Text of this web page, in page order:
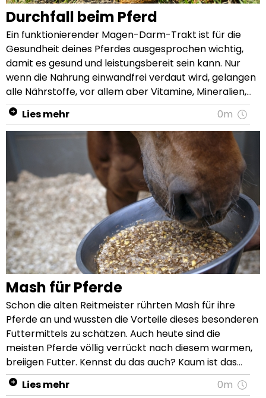
Durchfall beim Pferd
Ein funktionierender Magen-Darm-Trakt ist für die Gesundheit deines Pferdes ausgesprochen wichtig, damit es gesund und leistungsbereit sein kann. Nur wenn die Nahrung einwandfrei verdaut wird, gelangen alle Nährstoffe, vor allem aber Vitamine, Mineralien, Spurenelemente und Aminosäuren an die Stellen im Körper, wo sie benötigt werden. Häufiges Äppeln, breiiger bis wässriger Kot oder auch Veränderungen in Farbe und Geruch können einen Hinweis darauf liefern, dass die Magen-Darm-Flora gestört ist. In diesem Fall werden nicht nur die essentiellen Nährstoffe schwer aus dem Futter aufgenommen, sondern auch der gesamte Stoffwechsel deines Pferdes wird stark belastet. Deshalb sollte dein Pferd beim Verdacht auf Verdauungsprobleme auf jeden Fall unterstützt werden. Ziehe bei akutem Durchfall deinen Tierarzt zu Rate, da dein Pferd hier auch viel Wasser und Elektrolyte verliert. Durchfall oder Kotwasser: was ist der Unterschied? Durchfallerkrankungen und Kotwasser werden bei Pferden oft im gleichen Atemzug genannt. Es ist richtig, dass einige Symptome ähnlich sind. Dennoch ist es erstmal wichtig, eine Abgrenzung vorzunehmen. Kotwasser: Im Futterbrei ist auf natürliche Weise Flüssigkeit (Speichel, Verdauungssaft, Wasser) enthalten, die für einen funktionierenden Stoffwechsel wichtig ist. Diese Flüssigkeit wird im Dickdarm über die Darmwand absorbiert und dient unter anderem als Transportmittel für darin gelöste Stoffe. Ist im Dickdarm mehr Flüssigkeit vorhanden als der Körper benötigt, kann diese nur zum Teil über die Darmwand aufgenommen werden. Dies ist z.B. der Fall bei einem gestörten Bakterienverhältnis im Dickdarm, Mykotoxinen, Fehlgärungen durch zu viel Gras oder Silage sowie bei der Aufnahme von hohen Wassermengen. Die überschüssige, meist bräunliche Flüssigkeit, das sogenannte Kotwasser, wird dann mit der Darmbewegung vor oder nach dem Kot, aber auch unabhängig vom Kot, abgesetzt. Kotwasser und Kot sind also voneinander abgrenzbar. Auffallend sind vor allem die starken Verschmutzungen an den Hinterbeinen. Durchfall: Bei Durchfallerkrankungen ist hingegen nicht zu viel Flüssigkeit im Darm, sondern die Absorption der Flüssigkeit über die Schleimhäute der Dickdarmwände ist gestört. Dadurch wird dem Futterbrei kaum Wasser entzogen, wodurch der Pferdekot sehr breiig ist. Pferde mit Durchfall setzen sehr häufig Kot ab, sind zudem meist abgeschlagen und zeigen wenig Appetit. Bei einer Durchfallerkrankung gerät die gesamte Darmflora durcheinander. Dabei verliert dein Pferd viel Flüssigkeit und wichtige Elektrolyten. Darüber hinaus wird das Immunsystem durch eine ernsthafte Durchfallerkrankung schnell angegriffen. Mögliche Ursachen von Durchfall beim Pferd Die möglichen Ursachen für Durchfall bei Pferden sind vielseitig und nicht immer leicht festzustellen – geschweige denn schnell zu beheben. Auch spielen das Alter, das Management und der Gesundheitszustand bei der Betrachtung der Ursachen eine wichtige Rolle. Es gibt aber auch typische Ursachen, die eine Durchfallerkrankung nach sich ziehen können: Durchfall durch Wurmbefall Ein starker Befall von Parasiten oder Würmern kann bei deinem Pferd zu Durchfall führen. Die Parasiten und Würmer schädigen die Darmwand und bringen das Gleichgewicht des Darms durcheinander. Prüfe daher zuerst, wann die letzte Wurmkur verabreicht wurde. Gegebenenfalls kann diese dann nachgeholt werden. Damit du deinem Pferd aber nicht unnötig eine Wurmkur gibst, bzw. das richtige Mittel auswählst, ist es empfehlenswert, vorab eine Kotprobe zu entnehmen und diese auf Wurmbefall und Durchfallerreger, wie z.B. Kryptosporidien oder Kokzidien, analysieren zu lassen. Durchfall durch Infektionen Durchfall kann auch ein Symptom einer ernsthaften Infektion sein. Deshalb solltest du bei Durchfall auch regelmäßig die Temperatur deines Pferdes kontrollieren. Hat dein Pferd zusätzlich Fieber, informiere umgehend deinen Tierarzt, um die genaue Ursache zu diagnostizieren. Wenn starker Durchfall bei deinem Pferd länger als 3 Tage andauert, verliert es zu viel Flüssigkeit und trocknet zu sehr aus. Dies kann dann unter Umständen lebensbedrohlich werden. Durchfall durch Fehler in der Rationsgestaltung Zu große Kraftfuttermengen pro Mahlzeit, zu viel unaufgeschlossenes Getreide, zu viel Öl oder Saftfutter sowie zu wenig Raufutter – all diese Fehler in der Rationsgestaltung können ebenfalls die Ursache für Durchfall bei deinem Pferd sein. Unverhältnismäßig große Mengen an Stärke, Zucker oder Fett können im Magen-Darm-Trakt nicht vollständig verdaut werden. Hierdurch gelangen Bestandteile in den Dickdarm, die normalerweise bereits vorher verdaut werden. Dadurch wird das Gleichgewicht im Dickdarm massiv gestört und die Schleimhaut des Dickdarms geschädigt, was zu Durchfall führt. Durchfall durch zu schnelle Futterumstellung oder zu schnelles Anweiden Pferde sind Gewohnheitstiere und wollen am liebsten jeden Tag zur gleichen Uhrzeit das gleiche Futter. Deshalb sollte die Fütterung deines Pferdes nur umgestellt werden, wenn dieses unbedingt nötig ist. Sorge dann für eine langsame Futterumstellung über einen Zeitraum von 4 bis 6 Wochen. Gehe auch beim Anweiden wegen des empfindlichen Magen-Darm-Traktes deines Pferdes sehr behutsam vor. Hier gibt es mehrere Möglichkeiten, um Verdauungsprobleme wie Blähungen und Durchfall vorzubeugen. Lasse dir daher beim Anweiden 2 bis 3 Wochen Zeit. Füttere deinem Pferd vor dem Weidegang am besten noch ausreichend Raufutter, damit es nicht zu hungrig auf die Weide kommt. Gras als Auslöser Der Grund, warum Gras bei Pferden zu Durchfallerkrankungen führen kann, ist simpel. Ursprünglich haben sich Pferde von eher kargem Steppengras, Kräutern, Flechten und Blättern ernährt, worauf auch noch heute ihr Verdauungsapparat eingestellt ist. Die Gräserzusammensetzungen und die Grassamenmischungen unserer Weiden sind jedoch eher reichhaltig und auf die Milchproduktion von Kühen ausgelegt. Das Verdauungssystem von Pferden ist mit dem sehr nährstoffreichen Gras überfordert und reagiert darauf mit Blähungen, Durchfall und Koliken. Hier gibt es eine Möglichkeit, um dieses Problem zu beheben: Säe deine eigenen Pferdeweiden mit neuen Grassaatenmischungen ein, die speziell für Pferdeweiden entwickelt wurden. Durchfall durch Qualitätsmängel im Futter Schimmeliges, mit Mykotoxinen belastetes Heu und Stroh, verdorbenes Getreide oder Kraftfutter können ebenfalls schnell eine Durchfallerkrankung bei deinem Pferd auslösen. Die Keime stören das empfindliche Magen-Darm-Gleichgewicht. Dabei werden die wichtigen Bakterien von den krankmachenden Keimen überwuchert. Lagere deshalb dein Futter trocken und dunkel und überprüfe regelmäßig deinen Bestand an Heu, Stroh und Kraftfutter. Solltest du hygienisch bedenkliches Futter entdecken, sortiere es großzügig aus. Durchfall durch schlechte Zähne Zahnprobleme, wie z.B. Haken, Entzündungen oder Zahnlücken führen dazu, dass Pferde nicht ausreichend kauen können. Hierdurch gelangen größere Futterstücke in den Verdauungstrakt, die nicht optimal verwertet werden. Kommt dies regelmäßig vor, wird auch hier das Dickdarmmilieu nachhaltig geschädigt, wodurch Durchfallerkrankungen entstehen können. Lasse daher regelmäßig die Zähne deines Pferdes kontrollieren und gegebenenfalls behandeln. Bei Senioren können Zahnprobleme oftmals nicht mehr ganz behoben werden. Futter, das eingeweicht gefüttert werden kann, senkt hierbei das Risiko von Durchfall. Durchfall durch psychische Faktoren Pferde reagieren als Fluchttiere sehr sensibel auf Veränderungen. Somit kann auch Stress, Leistungsdruck, Ungewohntes, eine neue Umgebung oder Einsamkeit bei Pferden zu einer gestörten Verdauung führen. Vermeide nach Möglichkeit größere, plötzliche Veränderungen, um Durchfall durch Stress vorzubeugen. Im Akutfall hilft es meist schon, die Veränderungen und Stressfaktoren abzustellen. Durchfall durch Sand, Erde und Steine Fremdkörper wie Sand, Erde und Steine im Verdauungsapparat deines Pferdes reizen die Darmflora und können Durchfall auslösen. Eine vermehrte Aufnahme von nicht verdaulichen Stoffen ist schädlich und führt zu Durchfall, Verstopfungen oder Koliken. Was deinem Pferd bei Durchfall helfen kann Stelle dein Pferd bei einer Durchfallerkrankung zunächst auf Schonkost um (gutes Heu und frisches Wasser), so dass sich der Magen-Darm-Trakt beruhigen kann. Verzichte dabei auf Möhren, Äpfel und frisches Gras. Prä- und Probiotika wie Pektin, Lebendhefen oder Bierhefe helfen dem Dickdarm, sich zu regenerieren und so die Verdauung zu stabilisieren. Informiere umgehend deinen Tierarzt, wenn die Durchfallerkrankung plötzlich oder sehr stark auftritt oder nach 1 bis 2 Tagen nicht besser wird. Mit diesen Tipps unterstützt du dein Pferd zusätzlich: Heu Wenn dein Pferd vor allem zu Beginn der Weidesaison Probleme mit Durchfall hat, kannst du das in der Regel sehr gut durch die Zugabe von Heu (und auch Stroh) in den Griff bekommen. Das trockene und strukturreiche Heu schafft einen Ausgleich zum wässrigen und energiereichen Gras. Füttere deshalb deinem Pferd gerade zu Beginn der Weidezeit vor dem Weidegang eine große Menge Raufutter (1 kg je 100 kg Körpergewicht) und stelle es erst dann auf der Weide. Ist dein Pferd 24h auf der Weide, dann stelle ihm gerade bei jungem, kurzem Grase das Heu ad libitum zur Verfügung. Interessiert sich dein Pferd bei so viel leckerem Gras nicht für das Heu oder Stroh, kannst du die Weide über Nacht oder tagsüber für mehrere Stunden abtrennen. Dein Pferd beschäftigt sich dann automatisch mit dem Futter, welches ihm alternativ zu Gras angeboten wird. Bei sehr fressgierigen Pferden kann es sich zudem anbieten, ihnen während dem Weideaufenthalt einen Maulkorb anzulegen. Diese Variante bietet deinem Pferd die Möglichkeit, dass es sich trotzdem auf der Weide mit dem frischen Gras beschäftigen und in der Herde verbleiben kann. Der Maulkorb verh
Lies mehr 0m
Mash für Pferde
Schon die alten Reitmeister rührten Mash für ihre
Pferde an und wussten die Vorteile dieses besonderen
Futtermittels zu schätzen. Auch heute sind die
meisten Pferde völlig verrückt nach diesem warmen,
breiigen Futter. Kennst du das auch? Kaum ist das
Mash serviert, ist es auch schon wieder weg, nämlich
bis zum letzten Rest leergefuttert. Mash ist bei
Lies mehr 0m